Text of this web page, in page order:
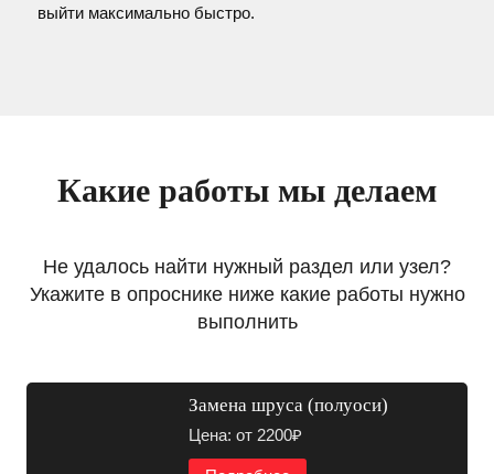
выйти максимально быстро.
Какие работы мы делаем
Не удалось найти нужный раздел или узел?
Укажите в опроснике ниже какие работы нужно
выполнить
Замена шруса (полуоси)
Цена: от 2200₽